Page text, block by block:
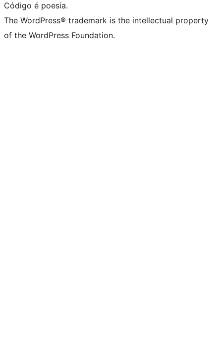
Código é poesia.
The WordPress® trademark is the intellectual property
of the WordPress Foundation.